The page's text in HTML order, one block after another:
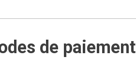
de paiement